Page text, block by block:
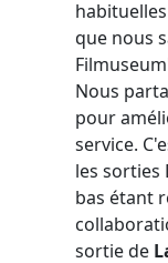
que nous
Nous
pour
service.
les sorties
bas étant
sortie de